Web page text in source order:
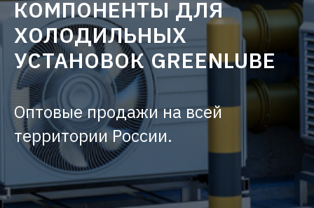
КОМПОНЕНТЫ ДЛЯ
ХОЛОДИЛЬНЫХ
УСТАНОВОК GREENLUBE
Оптовые продажи на всей
территории России.